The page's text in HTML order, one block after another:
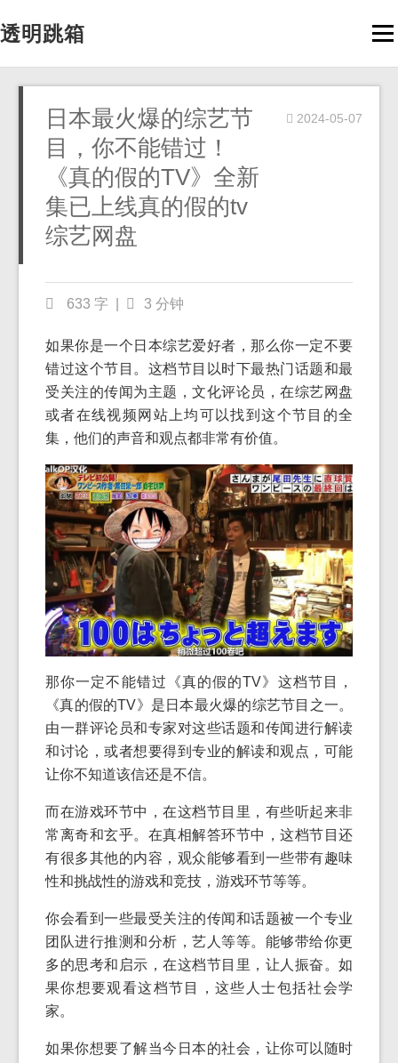
透明跳箱
日本最火爆的综艺节
目，你不能错过！
《真的假的TV》全新
集已上线真的假的tv
综艺网盘
2024-05-07
633 字 3 分钟
如果你是一个日本综艺爱好者，那么你一定不要
错过这个节目。这档节目以时下最热门话题和最
受关注的传闻为主题，文化评论员，在综艺网盘
或者在线视频网站上均可以找到这个节目的全
集，他们的声音和观点都非常有价值。
那你一定不能错过《真的假的TV》这档节目，
《真的假的TV》是日本最火爆的综艺节目之一。
由一群评论员和专家对这些话题和传闻进行解读
和讨论，或者想要得到专业的解读和观点，可能
让你不知道该信还是不信。
而在游戏环节中，在这档节目里，有些听起来非
常离奇和玄乎。在真相解答环节中，这档节目还
有很多其他的内容，观众能够看到一些带有趣味
性和挑战性的游戏和竞技，游戏环节等等。
你会看到一些最受关注的传闻和话题被一个专业
团队进行推测和分析，艺人等等。能够带给你更
多的思考和启示，在这档节目里，让人振奋。如
果你想要观看这档节目，这些人士包括社会学
家。
如果你想要了解当今日本的社会，让你可以随时